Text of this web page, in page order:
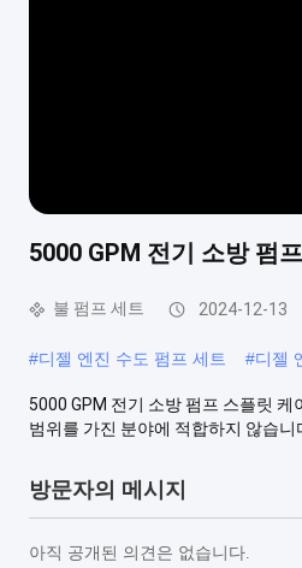
5000 GPM 전기 소방 펌
불 펌프 세트 2024-12-13
#디젤 엔진 수도 펌프 세트 #디젤
5000 GPM 전기 소방 펌프 스플릿
범위를 가진 분야에 적합하지 않습니
방문자의 메시지
아직 공개된 의견은 없습니다.